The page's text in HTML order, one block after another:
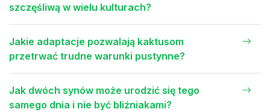
szczęśliwą w wielu kulturach?
Jakie adaptacje pozwalają kaktusom
przetrwać trudne warunki pustynne?
Jak dwóch synów może urodzić się tego
samego dnia i nie być bliźniakami?